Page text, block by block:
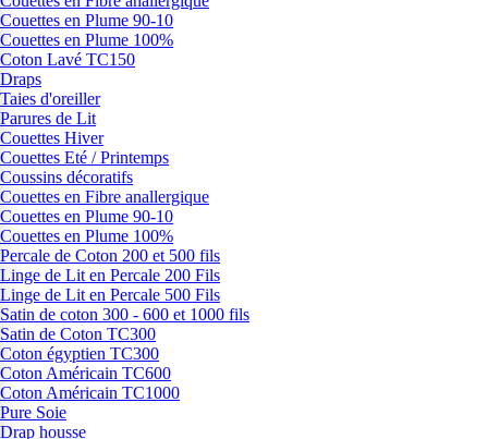
Couettes en Plume 90-10
Couettes en Plume 100%
Coton Lavé TC150
Draps
Taies d'oreiller
Parures de Lit
Couettes Hiver
Couettes Eté / Printemps
Coussins décoratifs
Couettes en Fibre anallergique
Couettes en Plume 90-10
Couettes en Plume 100%
Percale de Coton 200 et 500 fils
Linge de Lit en Percale 200 Fils
Linge de Lit en Percale 500 Fils
Satin de coton 300 - 600 et 1000 fils
Satin de Coton TC300
Coton égyptien TC300
Coton Américain TC600
Coton Américain TC1000
Pure Soie
Drap housse